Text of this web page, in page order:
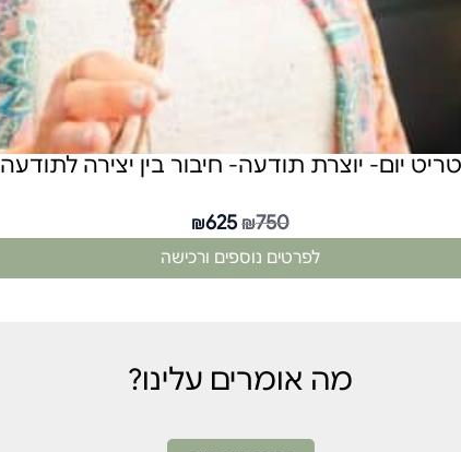
יום- יוצרת תודעה- חיבור בין יצירה לתודעה
₪750
₪625
לפרטים נוספים ורכישה
מה אומרים עלינו?